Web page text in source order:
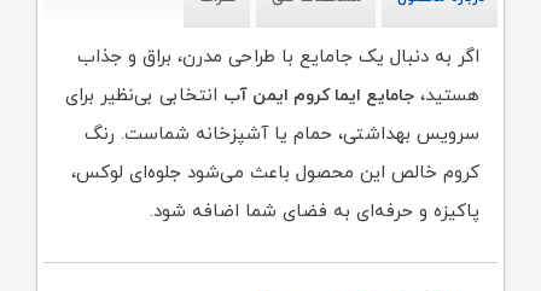
اگر به دنبال یک جامایع با طراحی مدرن، براق و جذاب
هستید، جامایع ایما کروم ایمن آب انتخابی بی‌نظیر برای
سرویس بهداشتی، حمام یا آشپزخانه شماست. رنگ
کروم خالص این محصول باعث می‌شود جلوه‌ای لوکس،
پاکیزه و حرفه‌ای به فضای شما اضافه شود.